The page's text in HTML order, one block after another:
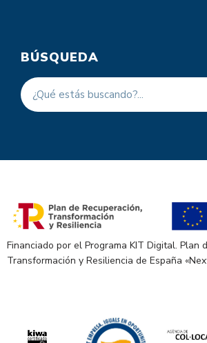
BÚSQUEDA
Financiado por el Programa KIT Digital. Plan
Transformación y Resiliencia de España